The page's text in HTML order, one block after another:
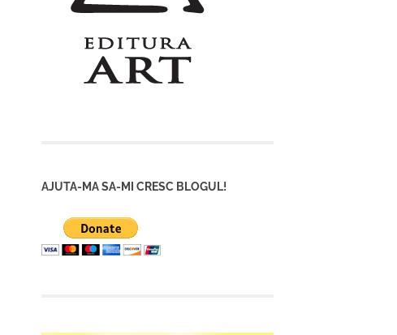
AJUTA-MA SA-MI CRESC BLOGUL!